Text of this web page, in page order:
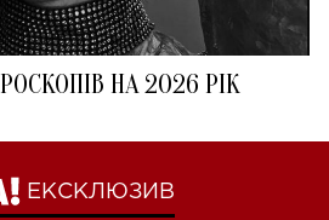
НА 2026 РІК
ЕКСКЛЮЗИВ